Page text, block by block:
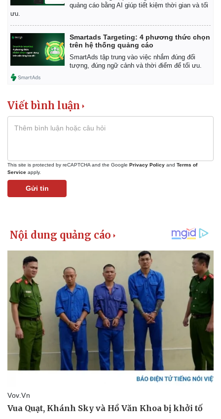
Bất động sản
Khởi nghiệp
Giá vàng
quảng cáo bằng AI giúp tiết kiệm thời gian và tối
ưu.
Smartads Targeting: 4 phương thức chọn
trên hệ thống quảng cáo
SmartAds tập trung vào việc nhắm đúng đối
tượng, đúng ngữ cảnh và thời điểm để tối ưu.
Viết bình luận
This site is protected by reCAPTCHA and the Google Privacy Policy and Terms of
Service apply.
Gửi tin